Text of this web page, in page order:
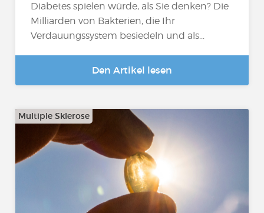
Diabetes spielen würde, als Sie denken? Die
Milliarden von Bakterien, die Ihr
Verdauungssystem besiedeln und als...
Den Artikel lesen
Multiple Sklerose